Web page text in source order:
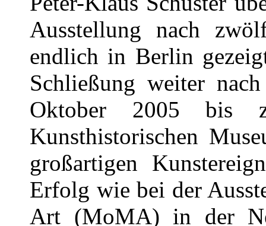
Ausstellung nach
endlich in Berlin
Schließung weiter
Oktober 2005 bis
Kunsthistorischen
großartigen
Erfolg wie bei der
Art (MoMA) in der